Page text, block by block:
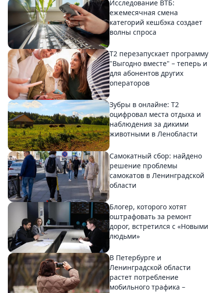
Исследование ВТБ:
ежемесячная смена
категорий кешбэка создает
волны спроса
Т2 перезапускает программу
"Выгодно вместе" – теперь и
для абонентов других
операторов
Зубры в онлайне: Т2
оцифровал места отдыха и
наблюдения за дикими
животными в Ленобласти
Самокатный сбор: найдено
решение проблемы
самокатов в Ленинградской
области
Блогер, которого хотят
оштрафовать за ремонт
дорог, встретился с «Новыми
людьми»
В Петербурге и
Ленинградской области
растет потребление
мобильного трафика –